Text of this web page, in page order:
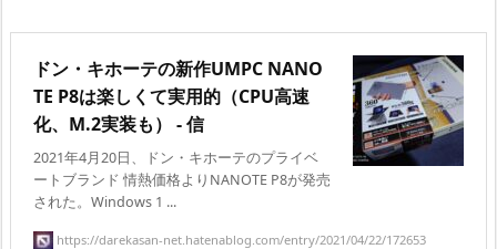
ドン・キホーテの新作UMPC NANO
TE P8は楽しくて実用的（CPU高速
化、M.2実装も） - 信
2021年4月20日、ドン・キホーテのプライベ
ートブランド 情熱価格よりNANOTE P8が発売
された。Windows 1 ...
https://darekasan-net.hatenablog.com/entry/2021/04/22/172653